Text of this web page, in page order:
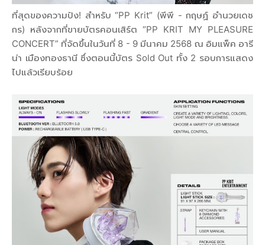
ที่สุดของความปัง! สำหรับ “PP Krit” (พีพี - กฤษฏ์ อำนวยเดช
กร) หลังจากที่ขายบัตรคอนเสิร์ต “PP KRIT MY PLEASURE
CONCERT” ที่จัดขึ้นในวันที่ 8 - 9 มีนาคม 2568 ณ อิมแพ็ค อารี
น่า เมืองทองธานี ซึ่งตอนนี้บัตร Sold Out ทั้ง 2 รอบการแสดง
ไปแล้วเรียบร้อย